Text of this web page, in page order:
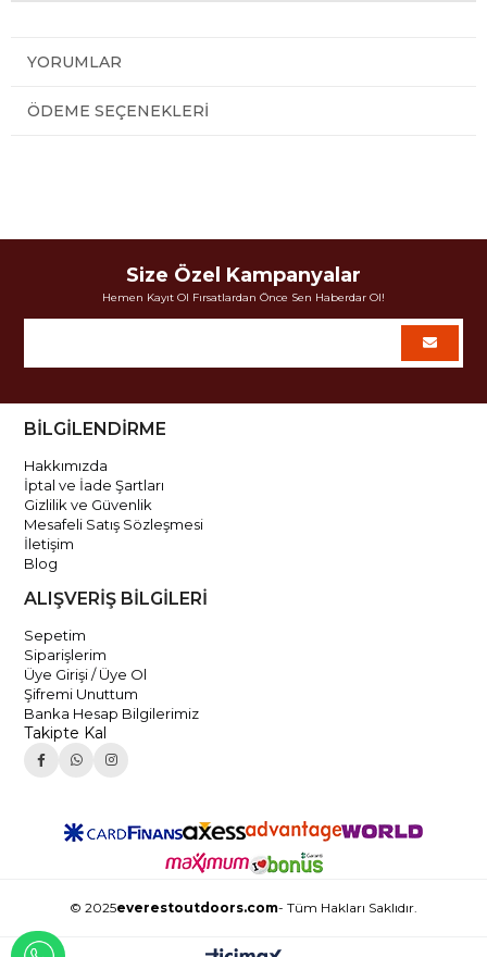
YORUMLAR
ÖDEME SEÇENEKLERI
Size Özel Kampanyalar
Hemen Kayıt Ol Fırsatlardan Önce Sen Haberdar Ol!
BİLGİLENDİRME
Hakkımızda
İptal ve İade Şartları
Gizlilik ve Güvenlik
Mesafeli Satış Sözleşmesi
İletişim
Blog
ALIŞVERİŞ BİLGİLERİ
Sepetim
Siparişlerim
Üye Girişi / Üye Ol
Şifremi Unuttum
Banka Hesap Bilgilerimiz
Takipte Kal
© 2025everestoutdoors.com- Tüm Hakları Saklıdır.